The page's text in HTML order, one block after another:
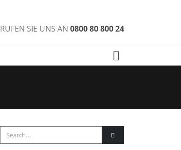
RUFEN SIE UNS AN 0800 80 800 24